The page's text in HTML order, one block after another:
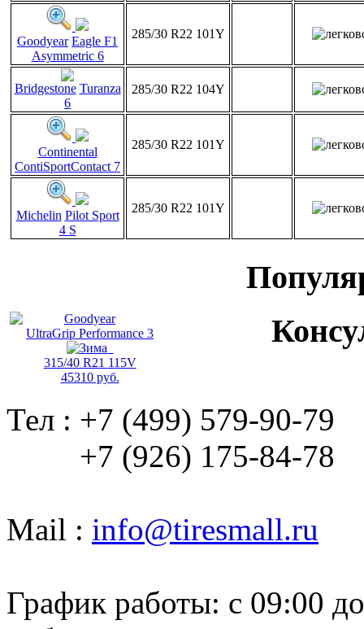
Goodyear Eagle F1
Asymmetric 6
285/30 R22 101Y
Bridgestone Turanza
6
285/30 R22 104Y
Continental
ContiSportContact 7
285/30 R22 101Y
Michelin Pilot Sport
4 S
285/30 R22 101Y
Goodyear
UltraGrip Performance 3
315/40 R21 115V
45310 руб.
Тел : +7 (499) 579-90-79
+7 (926) 175-84-78
Mail : info@tiresmall.ru
График работы: c 09:00